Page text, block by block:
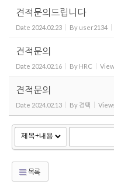
견적문의드립니다
Date 2024.02.23 By user2134
견적문의
Date 2024.02.16 By HRC
견적문의
Date 2024.02.13 By 경택
목록